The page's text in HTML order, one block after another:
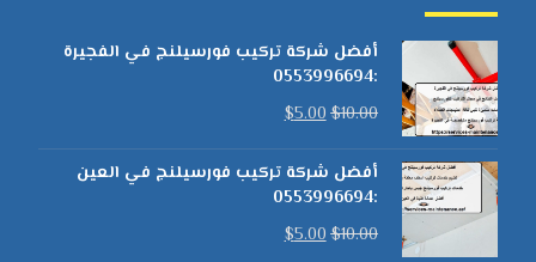
أفضل شركة تركيب فورسيلنج في الفجيرة
:0553996694
$10.00
$5.00
أفضل شركة تركيب فورسيلنج في العين
:0553996694
$10.00
$5.00